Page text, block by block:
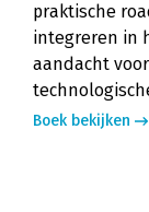
praktische
integreren in
aandacht
Boek bekijken